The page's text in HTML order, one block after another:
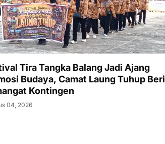
Tira Tangka Balang Jadi Ajang
Budaya, Camat Laung Tuhup Beri
Kontingen
04, 2026